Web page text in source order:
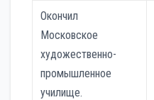
Окончил
Московское
художественно-
промышленное
училище.